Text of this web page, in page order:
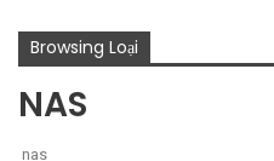
Browsing Loại
NAS
nas